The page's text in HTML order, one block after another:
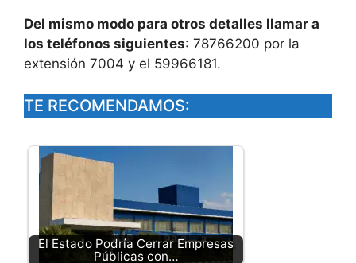
Del mismo modo para otros detalles llamar a
los teléfonos siguientes: 78766200 por la
extensión 7004 y el 59966181.
TE RECOMENDAMOS:
El Estado Podría Cerrar Empresas
Públicas con…